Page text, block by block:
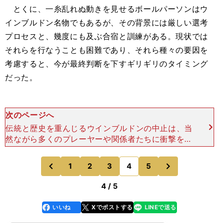
とくに、一糸乱れぬ動きを見せるボールパーソンはウ
インブルドン名物でもあるが、その背景には厳しい選考
プロセスと、幾度にも及ぶ合宿と訓練がある。現状では
それらを行なうことも困難であり、それら種々の要因を
考慮すると、今が最終判断を下すギリギリのタイミング
だった。
次のページへ
伝統と歴史を重んじるウインブルドンの中止は、当
然ながら多くのプレーヤーや関係者たちに衝撃を与
えた。 大会最多８度の優勝を誇るロジャー・フェ
デラー（スイス）は、「今の気持ちを表現するGIF
はない」と書か
前
のページへ
1 2 3 4 5
のページへ
4 / 5
faceboo
k
いいね Xでポストする
line LINEで送る